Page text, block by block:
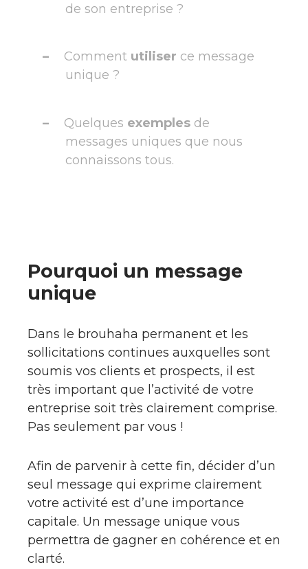
de son entreprise ?
Comment utiliser ce message
unique ?
Quelques exemples de
messages uniques que nous
connaissons tous.
Pourquoi un message
unique
Dans le brouhaha permanent et les
sollicitations continues auxquelles sont
soumis vos clients et prospects, il est
très important que l’activité de votre
entreprise soit très clairement comprise.
Pas seulement par vous !
Afin de parvenir à cette fin, décider d’un
seul message qui exprime clairement
votre activité est d’une importance
capitale. Un message unique vous
permettra de gagner en cohérence et en
clarté.